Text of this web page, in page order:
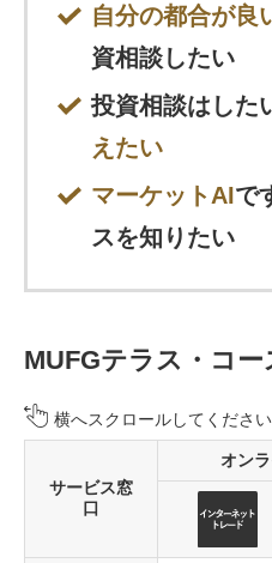
自分の都合が良
資相談したい
投資相談はした
えたい
マーケットAIで
スを知りたい
MUFGテラス・コ
横へスクロールしてください
サービス窓
口
オン